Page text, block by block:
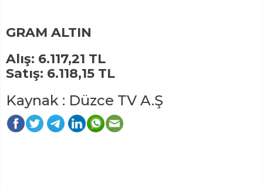
GRAM ALTIN
Alış: 6.117,21 TL
Satış: 6.118,15 TL
Kaynak : Düzce TV A.Ş